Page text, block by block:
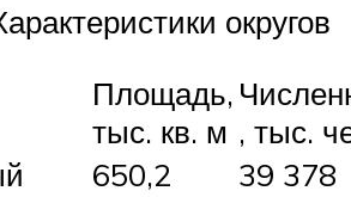
округов
Площадь,
тыс. кв. м , тыс.
650,2
39 378